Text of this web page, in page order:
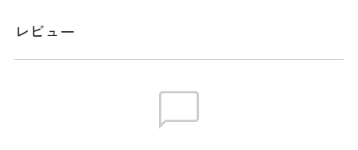
スペック
本体：綿100%
フリー（58cm）
レビュー